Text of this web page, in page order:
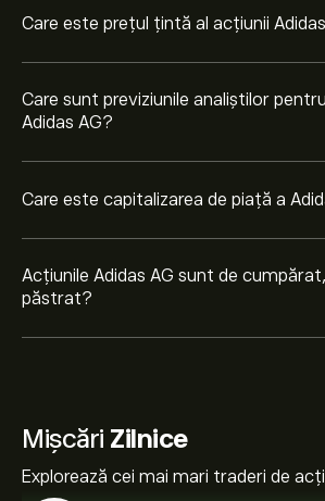
Care este prețul țintă al acțiunii
Care sunt previziunile analiștilor
Adidas AG?
Care este capitalizarea de piață a
Acțiunile Adidas AG sunt de
păstrat?
Mișcări Zilnice
Explorează cei mai mari traderi de